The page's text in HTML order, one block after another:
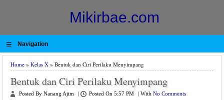
Mikirbae.com
≡ Navigation
Home » Kelas X » Bentuk dan Ciri Perilaku Menyimpang
Bentuk dan Ciri Perilaku Menyimpang
Posted By Nanang Ajim Posted On 5:57 PM With No Comments